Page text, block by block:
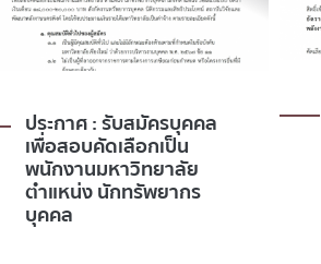
ประกาศ ผลการคัดเลือก
ตำแหน่ง นักวิจัย ไฮโดรเจน